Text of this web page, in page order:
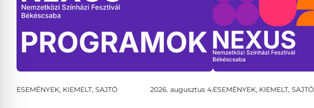
ESEMÉNYEK, KIEMELT, SAJTÓ 2026. augusztus 4.ESEMÉNYEK, KIEMELT, SAJTÓ